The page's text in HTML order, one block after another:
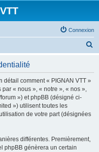
Connexion
comment « PIGNAN VTT »
« nous », « notre », « nos »,
») et phpBB (désigné ci-
») utilisent toutes les
de votre part (désignées
différentes. Premièrement,
phpBB génèrera un certain